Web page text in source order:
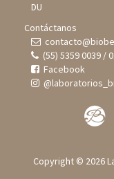
DU
Contáctanos
(55) 5359 0039 /
Facebook
Copyright © 2026